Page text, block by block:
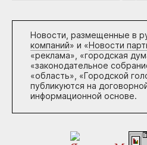
Новости, размещенные в
компаний» и «Новости
«реклама», «городская
«законодательное
«область», «Городской
публикуются на
информационной основе.